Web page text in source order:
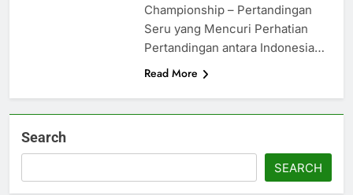
Championship – Pertandingan
Seru yang Mencuri Perhatian
Pertandingan antara Indonesia…
Read More
Search
SEARCH